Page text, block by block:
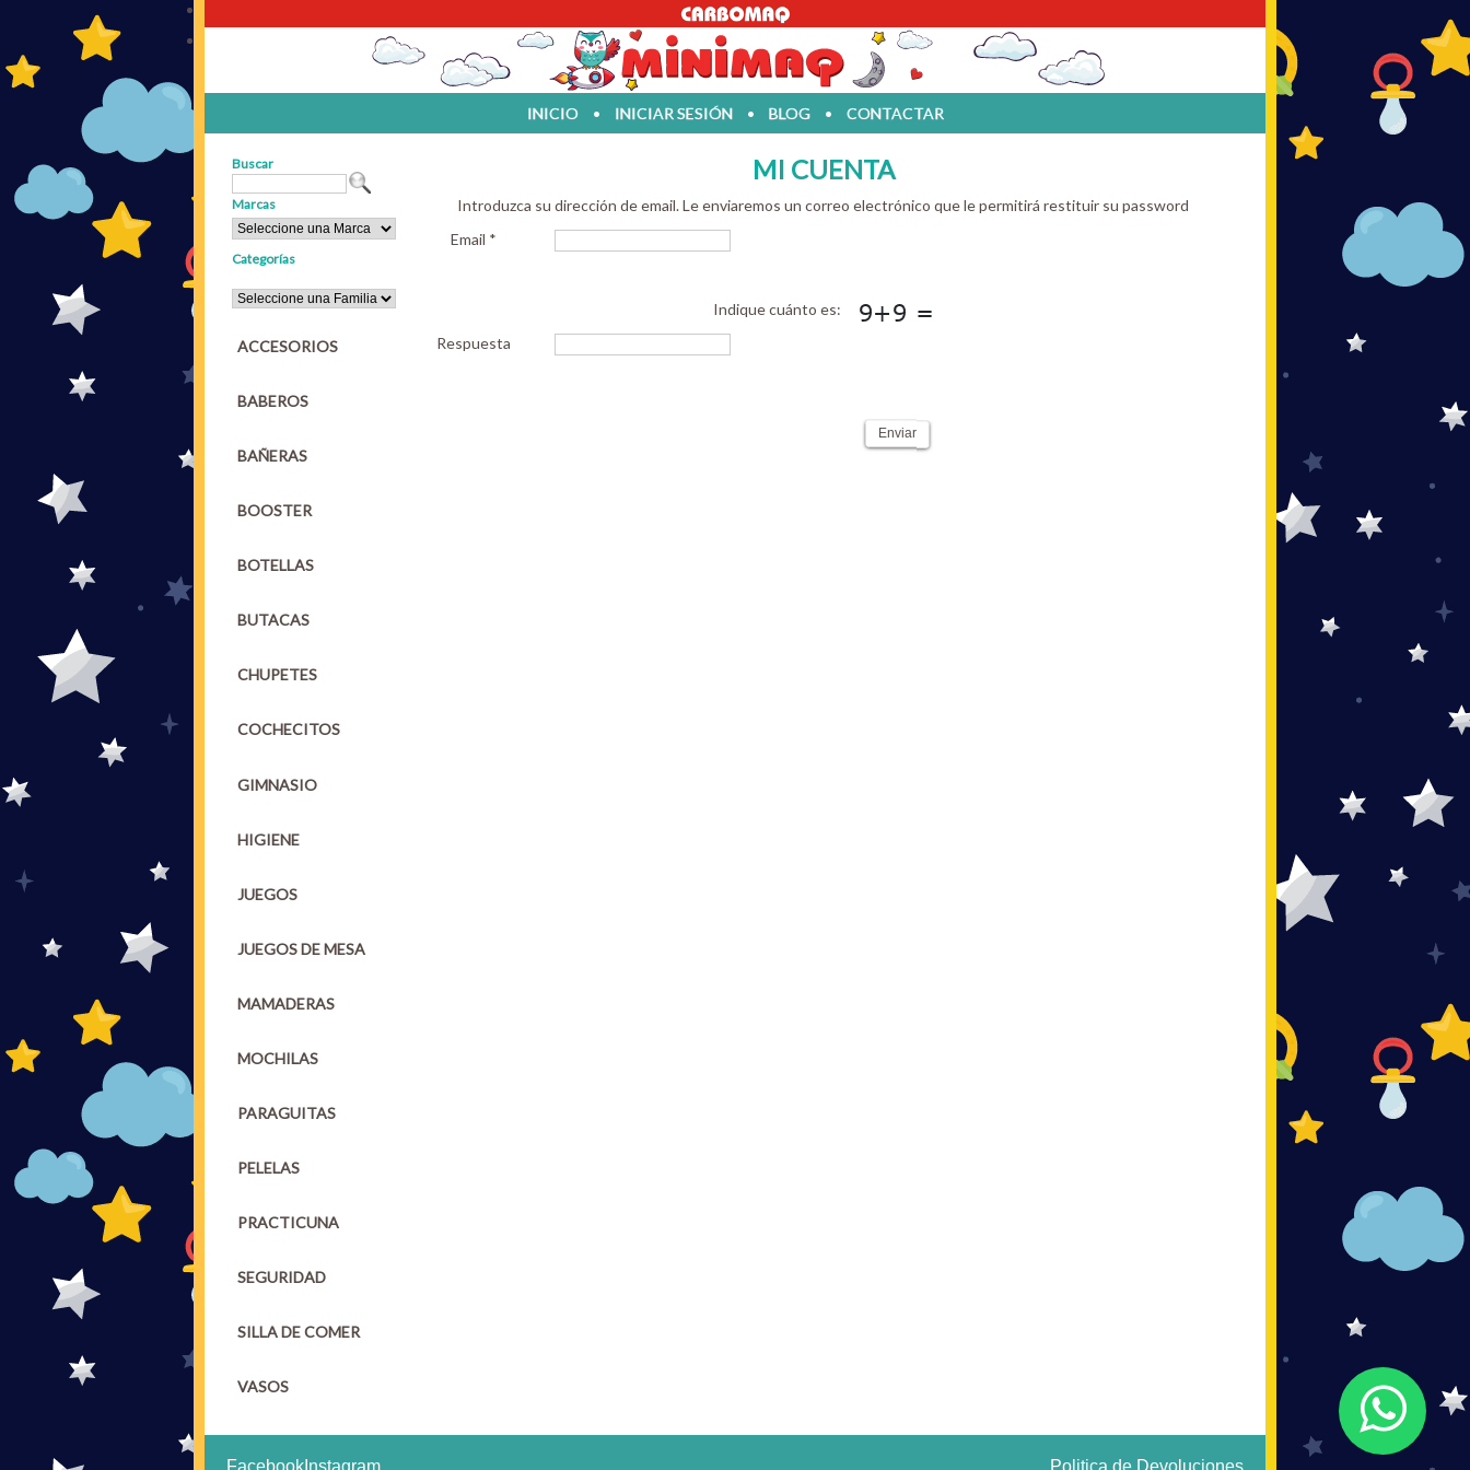
INICIO • INICIAR SESIÓN • BLOG • CONTACTAR
Buscar
Marcas
Categorías
ACCESORIOS
BABEROS
BAÑERAS
BOOSTER
BOTELLAS
BUTACAS
CHUPETES
COCHECITOS
GIMNASIO
HIGIENE
JUEGOS
JUEGOS DE MESA
MAMADERAS
MOCHILAS
PARAGUITAS
PELELAS
PRACTICUNA
SEGURIDAD
SILLA DE COMER
VASOS
MI CUENTA
Introduzca su dirección de email. Le enviaremos un correo electrónico que le permitirá restituir su password
Email *
Indique cuánto es:
Respuesta
Enviar